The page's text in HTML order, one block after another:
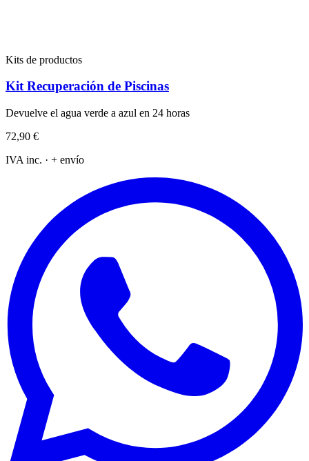
Kits de productos
Kit Recuperación de Piscinas
Devuelve el agua verde a azul en 24 horas
72,90 €
IVA inc. · + envío